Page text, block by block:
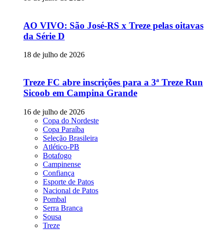
AO VIVO: São José-RS x Treze pelas oitavas
da Série D
18 de julho de 2026
Treze FC abre inscrições para a 3ª Treze Run
Sicoob em Campina Grande
16 de julho de 2026
Copa do Nordeste
Copa Paraíba
Seleção Brasileira
Atlético-PB
Botafogo
Campinense
Confiança
Esporte de Patos
Nacional de Patos
Pombal
Serra Branca
Sousa
Treze